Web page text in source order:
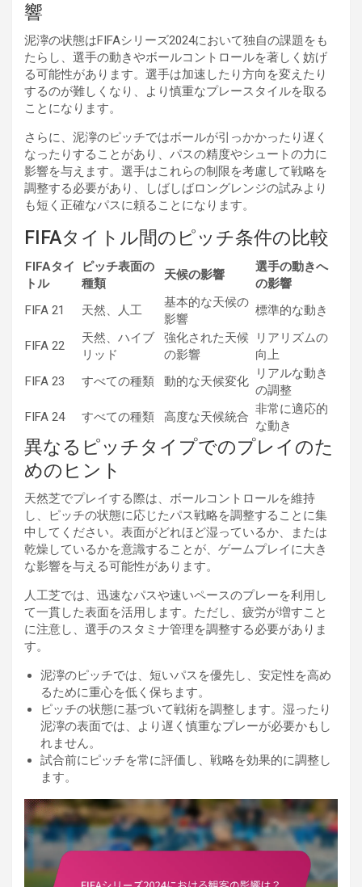
響
泥濘の状態はFIFAシリーズ2024において独自の課題をも
たらし、選手の動きやボールコントロールを著しく妨げ
る可能性があります。選手は加速したり方向を変えたり
するのが難しくなり、より慎重なプレースタイルを取る
ことになります。
さらに、泥濘のピッチではボールが引っかかったり遅く
なったりすることがあり、パスの精度やシュートの力に
影響を与えます。選手はこれらの制限を考慮して戦略を
調整する必要があり、しばしばロングレンジの試みより
も短く正確なパスに頼ることになります。
FIFAタイトル間のピッチ条件の比較
FIFAタイ
トル
ピッチ表面の
種類
天候の影響
選手の動きへ
の影響
FIFA 21
天然、人工
基本的な天候の
影響
標準的な動き
FIFA 22
天然、ハイブ
リッド
強化された天候
の影響
リアリズムの
向上
FIFA 23
すべての種類 動的な天候変化
リアルな動き
の調整
FIFA 24
すべての種類 高度な天候統合
非常に適応的
な動き
異なるピッチタイプでのプレイのた
めのヒント
天然芝でプレイする際は、ボールコントロールを維持
し、ピッチの状態に応じたパス戦略を調整することに集
中してください。表面がどれほど湿っているか、または
乾燥しているかを意識することが、ゲームプレイに大き
な影響を与える可能性があります。
人工芝では、迅速なパスや速いペースのプレーを利用し
て一貫した表面を活用します。ただし、疲労が増すこと
に注意し、選手のスタミナ管理を調整する必要がありま
す。
泥濘のピッチでは、短いパスを優先し、安定性を高め
るために重心を低く保ちます。
ピッチの状態に基づいて戦術を調整します。湿ったり
泥濘の表面では、より遅く慎重なプレーが必要かもし
れません。
試合前にピッチを常に評価し、戦略を効果的に調整し
ます。